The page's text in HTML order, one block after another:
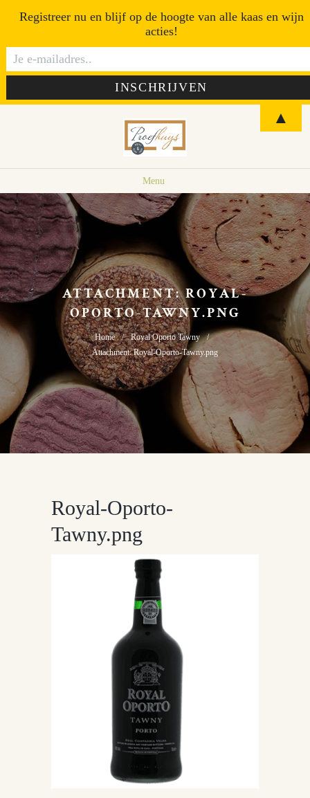
Menu
ATTACHMENT: ROYAL-
OPORTO-TAWNY.PNG
Home
Royal Oporto Tawny
Attachment: Royal-Oporto-Tawny.png
Royal-Oporto-
Tawny.png
Registreer nu en blijf op de hoogte van alle kaas en wijn
acties!
▲